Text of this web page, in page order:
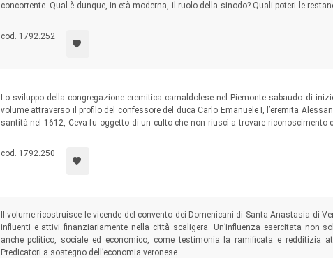
concorrente. Qual è dunque, in età moderna, il ruolo della sinodo? Quali poteri le
della Chiesa? Sino alle soglie dell’età contemporanea queste domande ricorrono
discorsi e perfino nella prassi politica e pastorale di trattatisti laici e di teologi, di religiosi
cod. 1792.252
Lo sviluppo della congregazione eremitica camaldolese nel Piemonte sabaudo di
volume attraverso il profilo del confessore del duca Carlo Emanuele I, l’eremita
santità nel 1612, Ceva fu oggetto di un culto che non riuscì a trovare riconoscimento
esaltata dall’erudizione settecentesca, nel XIX secolo – quando la congregazione
eremi abbandonati – venne rievocata dalla cultura ecclesiastica subalpina in chiave
cod. 1792.250
Il volume ricostruisce le vicende del convento dei Domenicani di Santa Anastasia di
influenti e attivi finanziariamente nella città scaligera. Un’influenza esercitata non
anche politico, sociale ed economico, come testimonia la ramificata e redditizia
Predicatori a sostegno dell’economia veronese.